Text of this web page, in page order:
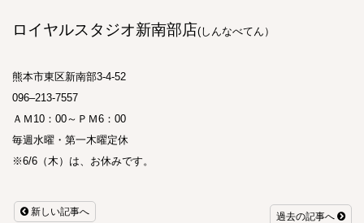
ロイヤルスタジオ新南部店(しんなべてん）
熊本市東区新南部3-4-52
096–213-7557
ＡＭ 10 ： 00～ＰＭ6 ： 00
毎週水曜・第一木曜定休
※6/6 （木）は、お休みです。
新しい記事へ 過去の記事へ